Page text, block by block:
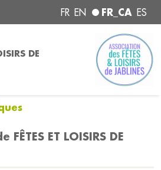
FR EN FR_CA ES
DE
ET LOISIRS DE